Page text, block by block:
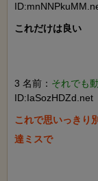
これだけは良い
3 名前： それでも
ID:IaSozHDZd.net
これで思いっきり
達ミスで